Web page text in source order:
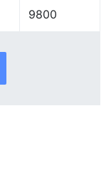
9800